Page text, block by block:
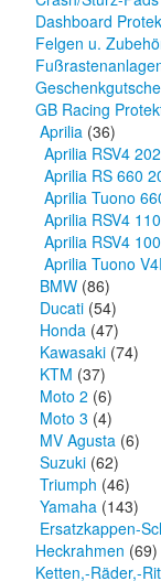
Dashboard
Felgen u.
GB Racing
Aprilia (36)
Aprilia RSV4
Aprilia RS 660
Aprilia Tuono
Aprilia RSV4
Aprilia RSV4
Aprilia Tuono
BMW (86)
Ducati (54)
Honda (47)
Kawasaki (74)
KTM (37)
Moto 2 (6)
Moto 3 (4)
MV Agusta (6)
Suzuki (62)
Triumph (46)
Yamaha (143)
Ersatzkappen-
Heckrahmen (69)
Ketten,-Räder,-